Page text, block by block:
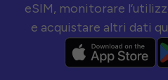
eSIM, monitorare
e acquistare altri dati